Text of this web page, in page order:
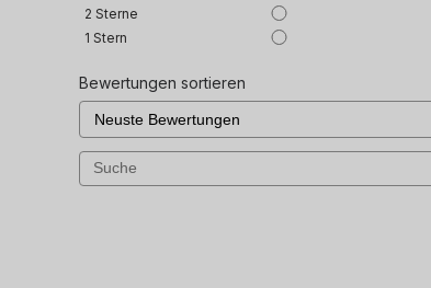
2 Sterne
1 Stern
Bewertungen sortieren